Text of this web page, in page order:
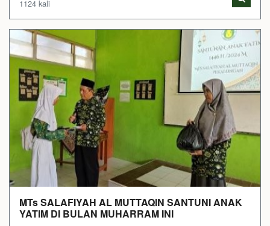
1124 kali
MTs SALAFIYAH AL MUTTAQIN SANTUNI ANAK
YATIM DI BULAN MUHARRAM INI